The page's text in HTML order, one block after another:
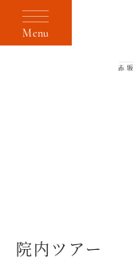
Menu
院内ツアー